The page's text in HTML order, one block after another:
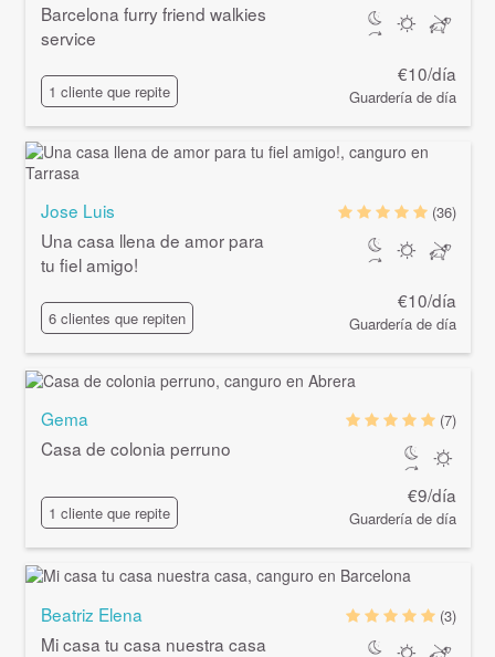
Barcelona furry friend walkies
service
1 cliente que repite
€10/día
Guardería de día
Jose Luis
Una casa llena de amor para
tu fiel amigo!
6 clientes que repiten
(36)
€10/día
Guardería de día
Gema
Casa de colonia perruno
1 cliente que repite
(7)
€9/día
Guardería de día
Beatriz Elena
Mi casa tu casa nuestra casa
(3)